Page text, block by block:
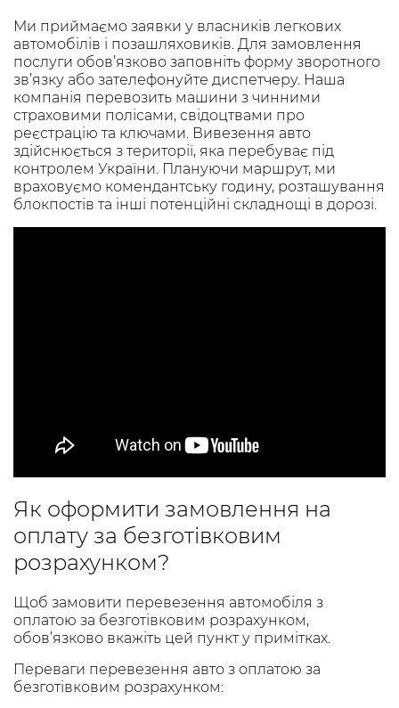
Ми приймаємо заявки у власників легкових
автомобілів і позашляховиків. Для замовлення
послуги обов’язково заповніть форму зворотного
зв’язку або зателефонуйте диспетчеру. Наша
компанія перевозить машини з чинними
страховими полісами, свідоцтвами про
реєстрацію та ключами. Вивезення авто
здійснюється з території, яка перебуває під
контролем України. Плануючи маршрут, ми
враховуємо комендантську годину, розташування
блокпостів та інші потенційні складнощі в дорозі.
Як оформити замовлення на
оплату за безготівковим
розрахунком?
Щоб замовити перевезення автомобіля з
оплатою за безготівковим розрахунком,
обов’язково вкажіть цей пункт у примітках.
Переваги перевезення авто з оплатою за
безготівковим розрахунком: